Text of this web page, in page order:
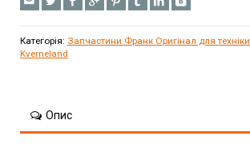
Категорія: Запчастини Франк Оригінал для
Kverneland
Опис